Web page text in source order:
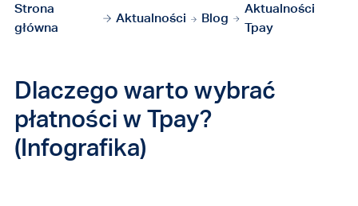
Strona
główna
Aktualności Blog
Aktualności
Tpay
Dlaczego warto wybrać
płatności w Tpay?
(Infografika)